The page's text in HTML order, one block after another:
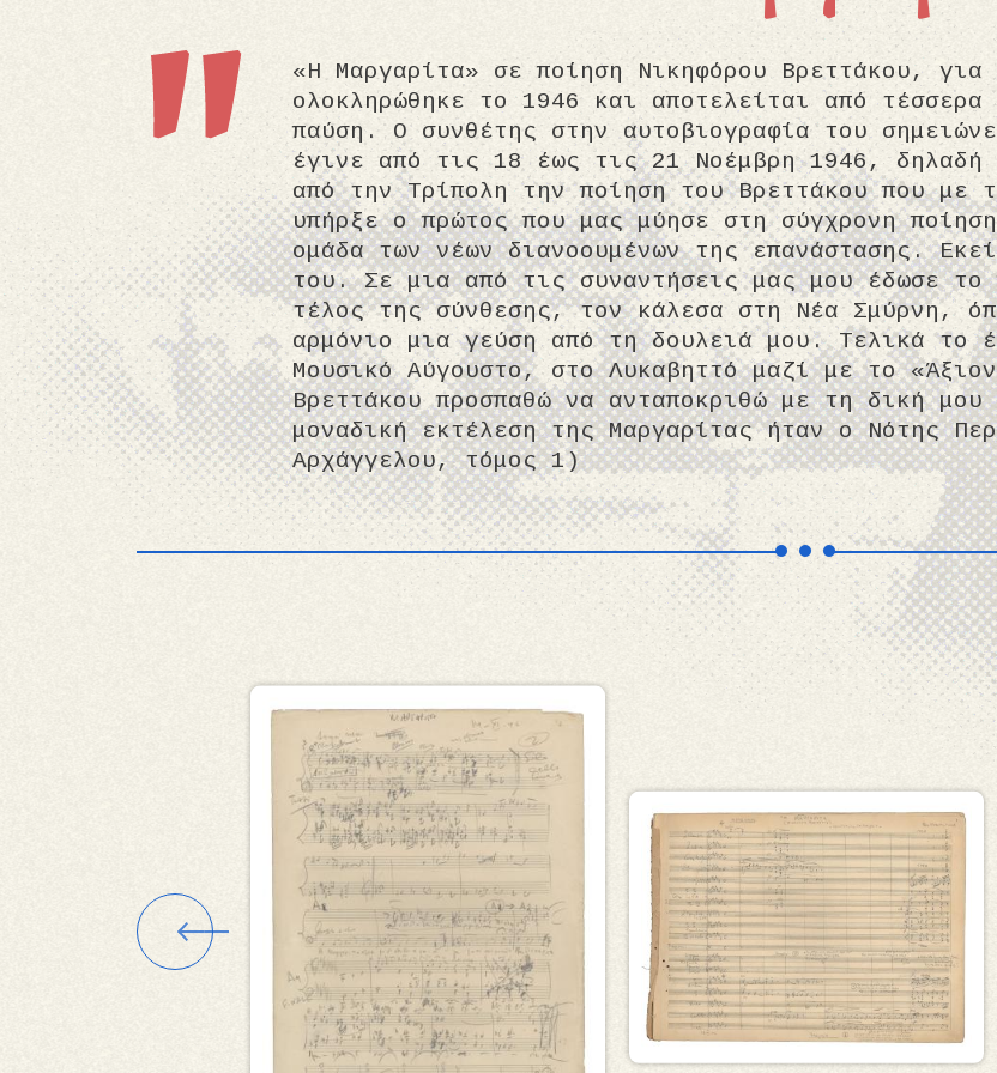
«Η Μαργαρίτα» σε ποίηση Νικηφόρου Βρεττάκου,
ολοκληρώθηκε το 1946 και αποτελείται από
παύση. Ο συνθέτης στην αυτοβιογραφία του
έγινε από τις 18 έως τις 21 Νοέμβρη 1946, δηλαδή
από την Τρίπολη την ποίηση του Βρεττάκου που με
υπήρξε ο πρώτος που μας μύησε στη σύγχρονη
ομάδα των νέων διανοουμένων της επανάστασης.
του. Σε μια από τις συναντήσεις μας μου έδωσε
τέλος της σύνθεσης, τον κάλεσα στη Νέα Σμύρνη,
αρμόνιο μια γεύση από τη δουλειά μου. Τελικά το
Μουσικό Αύγουστο, στο Λυκαβηττό μαζί με το
Βρεττάκου προσπαθώ να ανταποκριθώ με τη δική
μοναδική εκτέλεση της Μαργαρίτας ήταν ο Νότης
Αρχάγγελου, τόμος 1)
Εικόνα